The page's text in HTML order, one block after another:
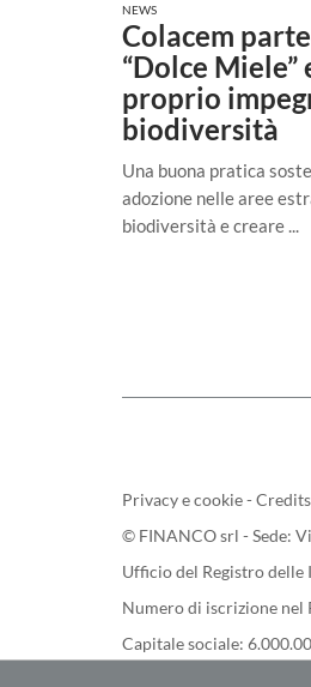
NEWS
Colacem
“Dolce
proprio
biodiversità
Una buona pratica
adozione nelle aree
biodiversità e creare ...
Privacy e cookie-Credits
© FINANCO srl - Sede:
Ufficio del Registro delle
Numero di iscrizione nel
Capitale sociale: